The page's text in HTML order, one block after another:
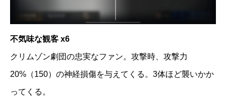
不気味な観客 x6
クリムゾン劇団の忠実なファン。攻撃時、攻撃力
20%（150）の神経損傷を与えてくる。3体ほど襲いかか
ってくる。